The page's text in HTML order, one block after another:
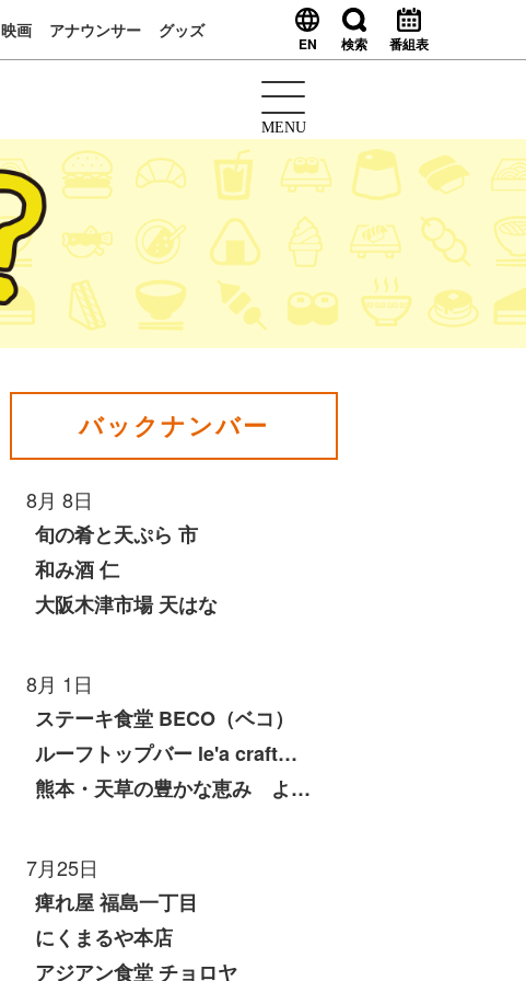
映画 アナウンサー グッズ
EN 検索 番組表
MENU
バックナンバー
8月 8日
旬の肴と天ぷら 市
和み酒 仁
大阪木津市場 天はな
8月 1日
ステーキ食堂 BECO（ベコ）
ルーフトップバー le'a craft（レアクラフト）
熊本・天草の豊かな恵み よしたけ
7月25日
痺れ屋 福島一丁目
にくまるや本店
アジアン食堂 チョロヤ